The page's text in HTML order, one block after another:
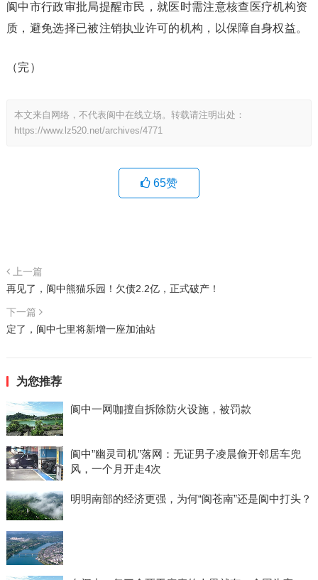
阆中市行政审批局提醒市民，就医时需注意核查医疗机构资
质，避免选择已被注销执业许可的机构，以保障自身权益。
（完）
本文来自网络，不代表阆中在线立场。转载请注明出处：
https://www.lz520.net/archives/4771
65赞
上一篇
再见了，阆中熊猫乐园！欠债2.2亿，正式破产！
下一篇
定了，阆中七里将新增一座加油站
为您推荐
阆中一网咖擅自拆除防火设施，被罚款
阆中”幽灵司机”落网：无证男子凌晨偷开邻居车兜
风，一个月开走4次
明明南部的经济更强，为何“阆苍南”还是阆中打头？